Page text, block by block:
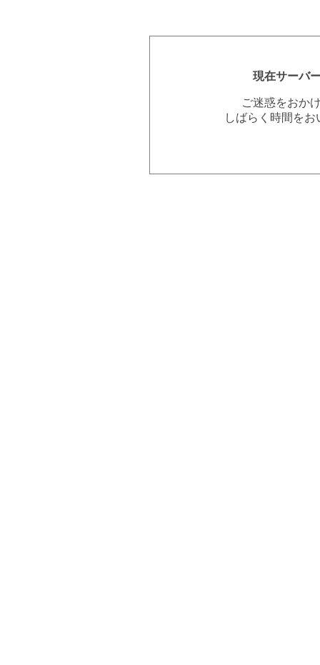
現在サーバ
ご迷惑をおか
しばらく時間を